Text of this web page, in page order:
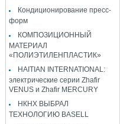
Кондиционирование пресс-
форм
КОМПОЗИЦИОННЫЙ
МАТЕРИАЛ
«ПОЛИЭТИЛЕНПЛАСТИК»
HAITIAN INTERNATIONAL:
электрические серии Zhafir
VENUS и Zhafir MERCURY
НКНХ ВЫБРАЛ
ТЕХНОЛОГИЮ BASELL